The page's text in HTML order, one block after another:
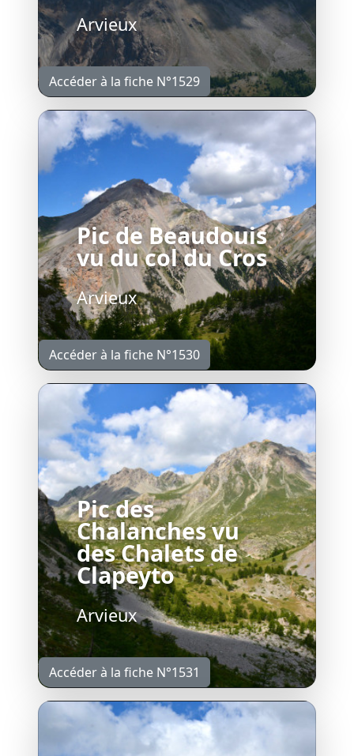
Arvieux
Accéder à la fiche N°1529
Pic de Beaudouis
vu du col du Cros
Arvieux
Accéder à la fiche N°1530
Pic des
Chalanches vu
des Chalets de
Clapeyto
Arvieux
Accéder à la fiche N°1531